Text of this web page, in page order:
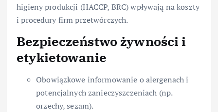
higieny produkcji (HACCP, BRC) wpływają na koszty
i procedury firm przetwórczych.
Bezpieczeństwo żywności i
etykietowanie
Obowiązkowe informowanie o alergenach i
potencjalnych zanieczyszczeniach (np.
orzechy, sezam).